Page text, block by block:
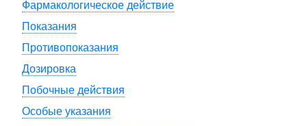
Фармакологическое действие
Показания
Противопоказания
Дозировка
Побочные действия
Особые указания